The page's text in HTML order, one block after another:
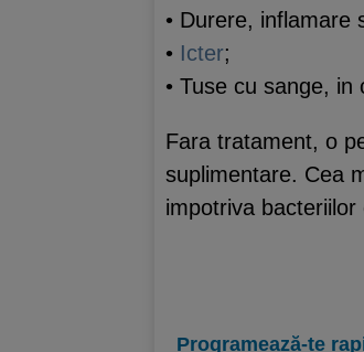
• Durere, inflamare
• Icter;
• Tuse cu sange, in
Fara tratament, o
suplimentare. Cea
impotriva bacteriilor
Programează-te